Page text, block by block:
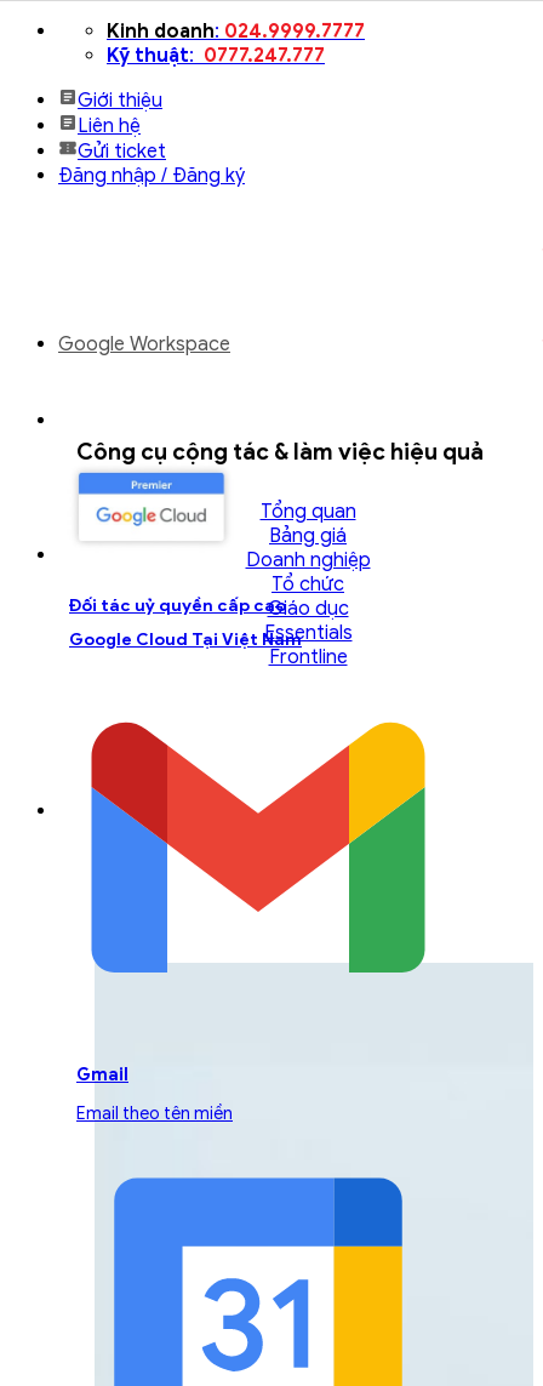
dung
Kinh doanh: 024.9999.7777
Kỹ thuật: 0777.247.777
Giới thiệu
Liên hệ
Gửi ticket
Đăng nhập / Đăng ký
Đối tác uỷ quyền cấp cao
Google Cloud Tại Việt Nam
LIÊN HỆ ĐỘI NGŨ TƯ
VẤN
Liên hệ với đội ngũ chuyên gia GCS để được
Google Workspace
Công cụ cộng tác & làm việc hiệu quả
Tổng quan
Bảng giá
Doanh nghiệp
Tổ chức
Giáo dục
Essentials
Frontline
Gmail
Email theo tên miền